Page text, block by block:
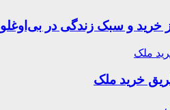
خرید و سبک زندگی در بی‌اوغلو